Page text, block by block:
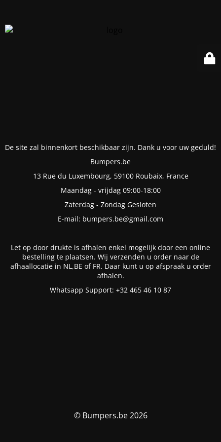
De site zal binnenkort beschikbaar zijn. Dank u voor uw geduld!
Bumpers.be
13 Rue du Luxembourg, 59100 Roubaix, France
Maandag - vrijdag 09:00-18:00
Zaterdag - Zondag Gesloten
E-mail: bumpers.be@gmail.com
Let op door drukte is afhalen enkel mogelijk door een online
bestelling te plaatsen. Wij verzenden u order naar de
afhaallocatie in NL,BE of FR. Daar kunt u op afspraak u order
afhalen.
Whatsapp Support: +32 465 46 10 87
© Bumpers.be 2026